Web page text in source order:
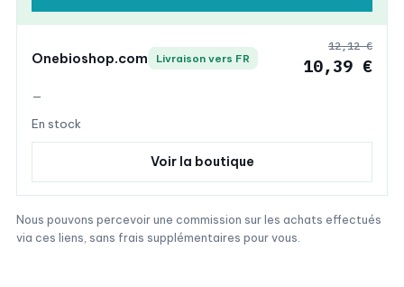
Onebioshop.com Livraison vers FR
—
En stock
12,12 €
10,39 €
Voir la boutique
Nous pouvons percevoir une commission sur les achats effectués
via ces liens, sans frais supplémentaires pour vous.